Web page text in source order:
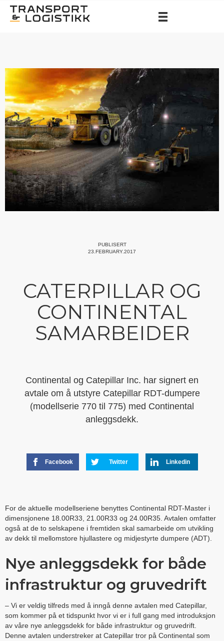
PUBLISERT
23.FEBRUARY.2017
CATERPILLAR OG
CONTINENTAL
SAMARBEIDER
Continental og Catepillar Inc. har signert en
avtale om å utstyre Catepillar RDT-dumpere
(modellserie 770 til 775) med Continental
anleggsdekk.
Facebook Twitter Linkedin
For de aktuelle modellseriene benyttes Continental RDT-Master i
dimensjonene 18.00R33, 21.00R33 og 24.00R35. Avtalen omfatter
også at de to selskapene i fremtiden skal samarbeide om utvikling
av dekk til mellomstore hjullastere og midjestyrte dumpere (ADT).
Nye anleggsdekk for både
infrastruktur og gruvedrift
– Vi er veldig tilfreds med å inngå denne avtalen med Catepillar,
som kommer på et tidspunkt hvor vi er i full gang med introduksjon
av våre nye anleggsdekk for både infrastruktur og gruvedrift.
Denne avtalen understreker at Catepillar tror på Continental som